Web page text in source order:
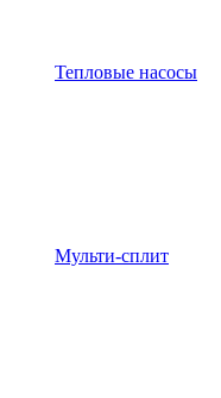
Тепловые насосы
Мульти-сплит